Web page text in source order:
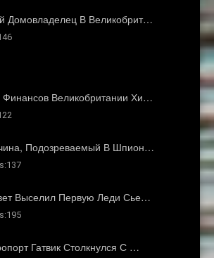
Домовладелец В Великобрит…
Великобритании Хи…
Подозреваемый В Шпион…
Выселил Первую Леди Сье…
Гатвик Столкнулся С …